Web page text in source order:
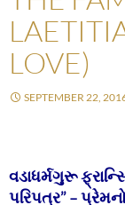
LOVE)
SEPTEMBER 22,
વડાધર્મગુરૂ
પરિપત્ર” –